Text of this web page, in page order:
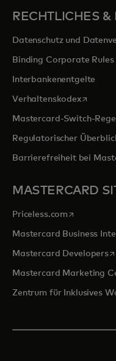
RECHTLICHES
Datenschutz und
Binding Corporate Rules
Interbankenentgelte
Verhaltenskodexwird in
Mastercard-Switch-
Regulatorischer
Barrierefreiheit bei
MASTERCARD
Priceless.com wird in
Mastercard Business
Mastercard Developers
Mastercard Marketing
Zentrum für Inklusives